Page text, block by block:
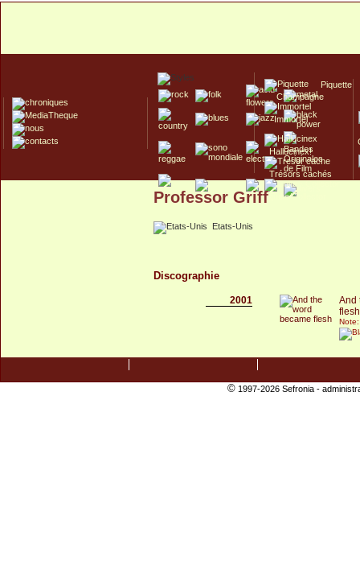
Piquette
Champagne
Immortel
Hallucinex!
Trésors cachés
Culte/Collector
Professor Griff
Etats-Unis
Discographie
2001
And
flesh
©1997-2026 Sefronia -